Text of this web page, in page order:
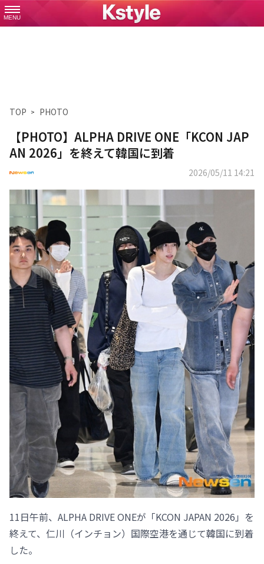
MENU
TOP PHOTO
【PHOTO】ALPHA DRIVE ONE「KCON JAP
AN 2026」を終えて韓国に到着
2026/05/11 14:21
11日午前、ALPHA DRIVE ONEが「KCON JAPAN 2026」を
終えて、仁川（インチョン）国際空港を通じて韓国に到着
した。